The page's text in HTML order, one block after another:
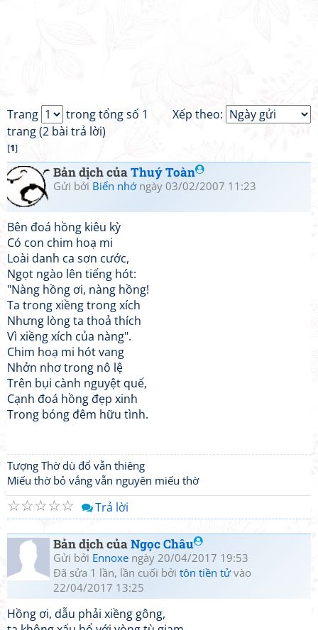
Xếp theo:
Trang
trong tổng số 1
trang (2 bài trả lời)
[1]
Bản dịch củaThuý Toàn
Gửi bởi Biển nhớngày 03/02/2007 11:23
Bên đoá hồng kiêu kỳ
Có con chim hoạ mi
Loài danh ca sơn cước,
Ngọt ngào lên tiếng hót:
"Nàng hồng ơi, nàng hồng!
Ta trong xiềng trong xích
Nhưng lòng ta thoả thích
Vì xiềng xích của nàng".
Chim hoạ mi hót vang
Nhởn nhơ trong nô lệ
Trên bụi cành nguyệt quế,
Cạnh đoá hồng đẹp xinh
Trong bóng đêm hữu tình.
Tượng Thờ dù đổ vẫn thiêng
Miếu thờ bỏ vắng vẫn nguyên miếu thờ
☆
☆
☆
☆
☆ Trả lời
Bản dịch củaNgọc Châu
Gửi bởi Ennoxe ngày 20/04/2017 19:53
Đã sửa 1 lần, lần cuối bởi tôn tiền tửvào
22/04/2017 13:25
Hồng ơi, dẫu phải xiềng gông,